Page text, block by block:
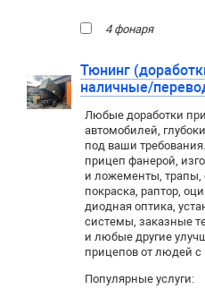
4 фонаря
Тюнинг
наличные/
Любые доработки
автомобилей,
под ваши
прицеп фанерой,
и ложементы, трапы,
покраска, раптор,
диодная оптика,
системы, заказные
и любые другие
прицепов от людей
Популярные услуги: